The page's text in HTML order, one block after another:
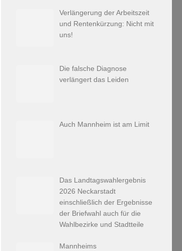
Verlängerung der Arbeitszeit
und Rentenkürzung: Nicht mit
uns!
Die falsche Diagnose
verlängert das Leiden
Auch Mannheim ist am Limit
Das Landtagswahlergebnis
2026 Neckarstadt
einschließlich der Ergebnisse
der Briefwahl auch für die
Wahlbezirke und Stadtteile
Mannheims